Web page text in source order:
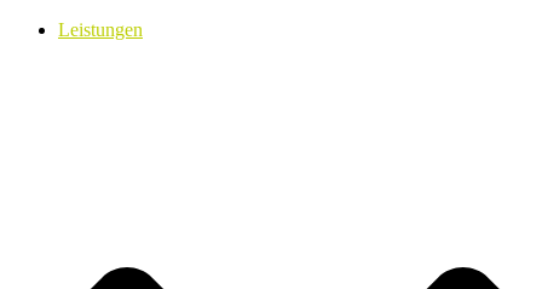
Leistungen